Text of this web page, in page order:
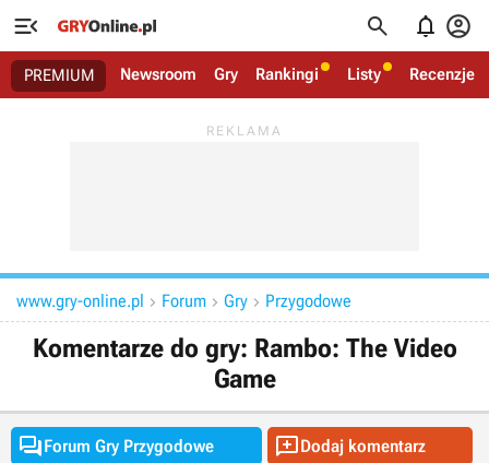
   
PREMIUM Newsroom Gry Rankingi Listy Recenzje
www.gry-online.pl  Forum  Gry  Przygodowe
Komentarze do gry: Rambo: The Video
Game
Forum Gry Przygodowe Dodaj komentarz